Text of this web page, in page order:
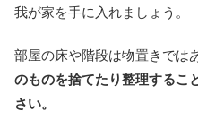
我が家を手に入れましょう。
部屋の床や階段は物置きでは
のものを捨てたり整理するこ
さい。